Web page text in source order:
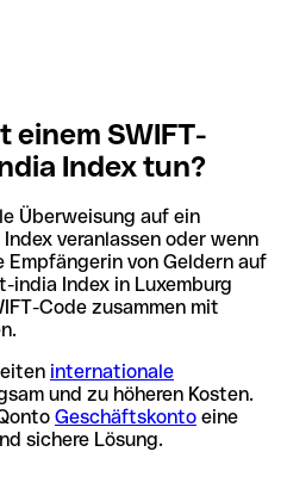
einem SWIFT-
Index tun?
Überweisung auf ein
veranlassen oder wenn
von Geldern auf
india Index in Luxemburg
Code zusammen mit
internationale
und zu höheren Kosten.
Geschäftskonto eine
sichere Lösung.